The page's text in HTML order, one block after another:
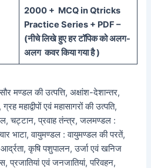
2000 + MCQ in Qtricks
Practice Series + PDF –
(नीचेलिखे हुएहर टॉपिक कोअलग-
अलग कवर किया गया है )
मण्डल की उत्पत्ति, अक्षांश-देशान्तर,
महाद्वीपों एवं महासागरों की उत्पति,
चट्टान, प्रवाह तंन्त्र, जलमण्डल :
भाटा, वायुमण्डल : वायुमण्डल की परतें,
कृषि पशुपालन, उर्जा एवं खनिज
प्रजातियां एवं जनजातियां, परिवहन,